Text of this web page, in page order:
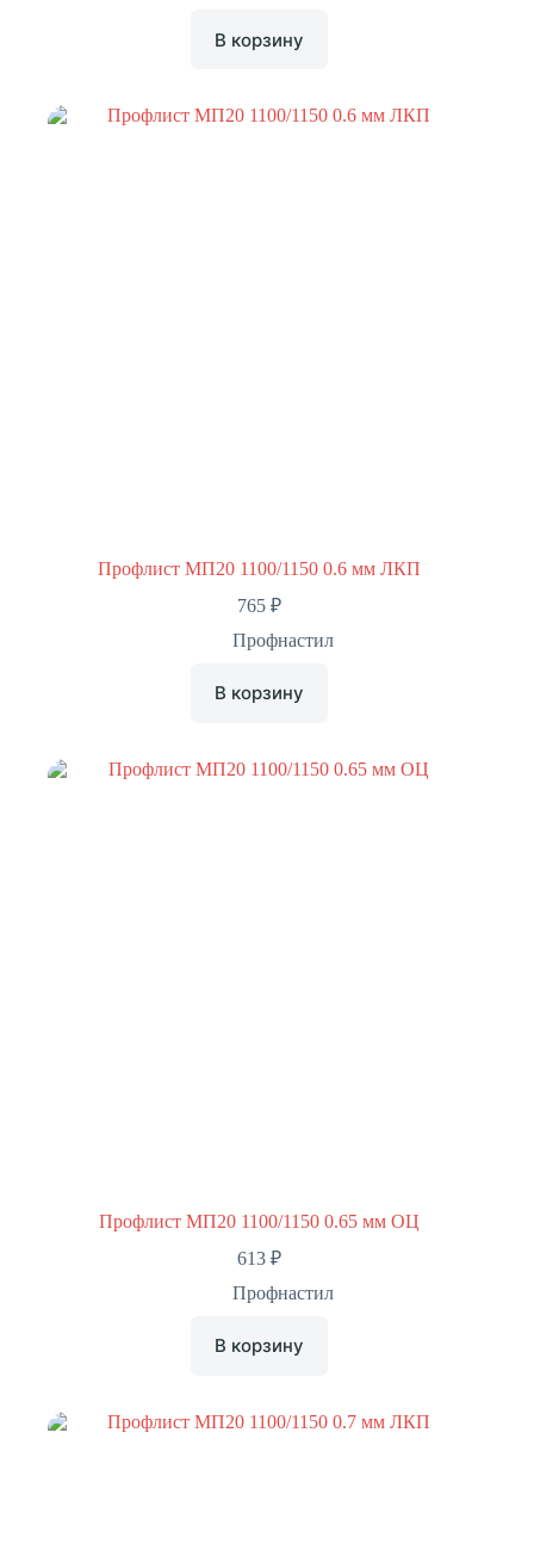
В корзину
Профлист МП20 1100/1150 0.6 мм ЛКП
765 ₽
Профнастил
В корзину
Профлист МП20 1100/1150 0.65 мм ОЦ
613 ₽
Профнастил
В корзину